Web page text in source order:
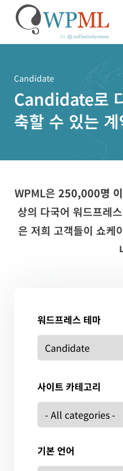
Candidate
Candidate로
축할 수 있는
WPML은 250,000명
상의 다국어 워드프레
은 저희 고객들이 쇼케
워드프레스 테마
사이트 카테고리
기본 언어